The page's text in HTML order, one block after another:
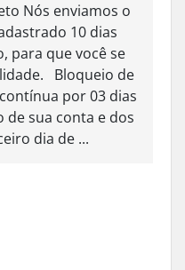
Nós enviamos o
10 dias
para que você se
Bloqueio de
por 03 dias
de sua conta e dos
dia de ...